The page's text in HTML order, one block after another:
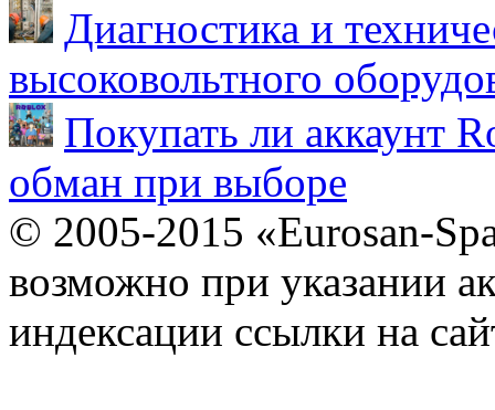
Диагностика и
высоковольтного
Покупать ли аккаунт
обман при выборе
© 2005-2015 «Eurosan-
возможно при указании
индексации ссылки на